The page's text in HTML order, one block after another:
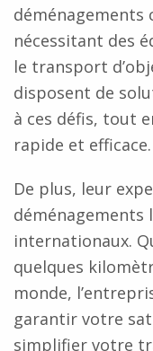
déménagements
nécessitant des
le transport
disposent de
à ces défis, tout
rapide et efficace.
De plus, leur
déménagements
internationaux.
quelques
monde,
garantir votre
simplifier votre